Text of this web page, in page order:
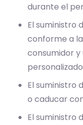
durante el
El suministro
conforme a
consumidor
El suministro
o caducar
El suministro